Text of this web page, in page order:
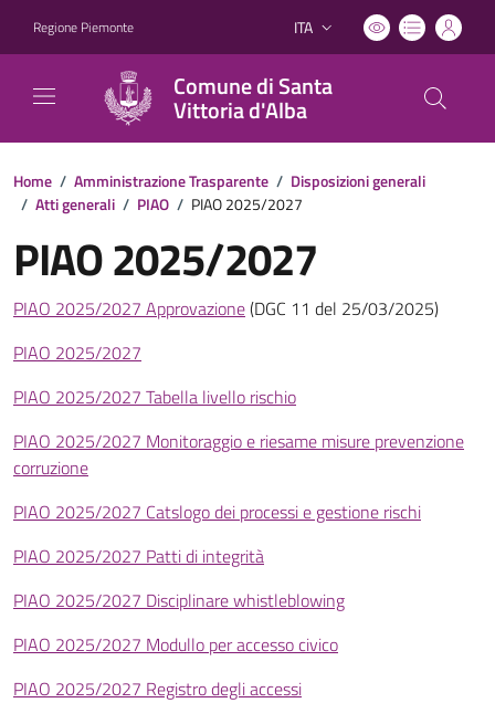
Regione Piemonte Lingua attiva:
ITA
Comune di Santa
Vittoria d'Alba
Home / Amministrazione Trasparente / Disposizioni generali
/ Atti generali / PIAO / PIAO 2025/2027
PIAO 2025/2027
PIAO 2025/2027 Approvazione(DGC 11 del 25/03/2025)
PIAO 2025/2027
PIAO 2025/2027 Tabella livello rischio
PIAO 2025/2027 Monitoraggio e riesame misure prevenzione
corruzione
PIAO 2025/2027 Catslogo dei processi e gestione rischi
PIAO 2025/2027 Patti di integrità
PIAO 2025/2027 Disciplinare whistleblowing
PIAO 2025/2027 Modullo per accesso civico
PIAO 2025/2027 Registro degli accessi